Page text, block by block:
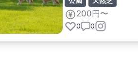
200円〜
0 0